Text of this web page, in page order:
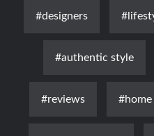
#designers
#authentic style
#reviews